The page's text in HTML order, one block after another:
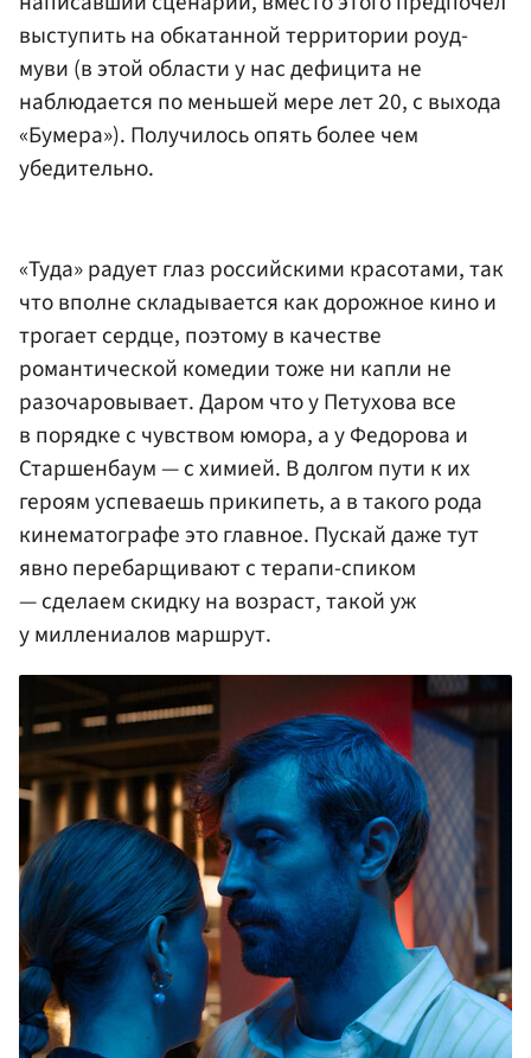
выступить на обкатанной территории роуд-
муви (в этой области у нас дефицита не
наблюдается по меньшей мере лет 20, с выхода
«Бумера»). Получилось опять более чем
убедительно.
«Туда» радует глаз российскими красотами, так
что вполне складывается как дорожное кино и
трогает сердце, поэтому в качестве
романтической комедии тоже ни капли не
разочаровывает. Даром что у Петухова все
в порядке с чувством юмора, а у Федорова и
Старшенбаум — с химией. В долгом пути к их
героям успеваешь прикипеть, а в такого рода
кинематографе это главное. Пускай даже тут
явно перебарщивают с терапи-спиком
— сделаем скидку на возраст, такой уж
у миллениалов маршрут.